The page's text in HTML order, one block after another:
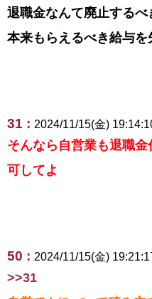
退職金なんて廃止するべ
本来もらえるべき給与
31 : 2024/11/15(金)
そんなら自営業も退職
可してよ
50 : 2024/11/15(金)
>>31